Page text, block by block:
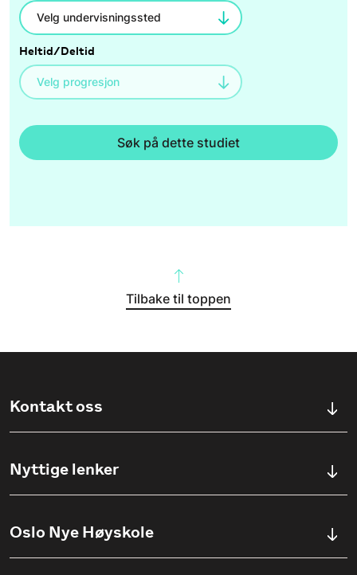
Heltid/Deltid
Søk på dette studiet
Tilbake til toppen
Kontakt oss
Ullevålsveien 76, 0454 OSLO
(+47) 23 23 38 20
Nyttige lenker
Søknadsinfo
Oslo Nye Høyskole